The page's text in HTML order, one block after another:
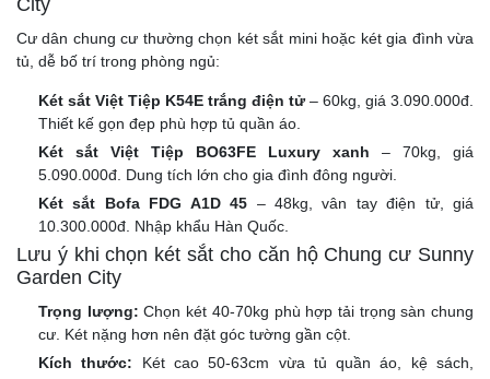
City
Cư dân chung cư thường chọn két sắt mini hoặc két gia đình vừa
tủ, dễ bố trí trong phòng ngủ:
Két sắt Việt Tiệp K54E trắng điện tử– 60kg, giá 3.090.000đ.
Thiết kế gọn đẹp phù hợp tủ quần áo.
Két sắt Việt Tiệp BO63FE Luxury xanh – 70kg, giá
5.090.000đ. Dung tích lớn cho gia đình đông người.
Két sắt Bofa FDG A1D 45 – 48kg, vân tay điện tử, giá
10.300.000đ. Nhập khẩu Hàn Quốc.
Lưu ý khi chọn két sắt cho căn hộ Chung cư Sunny
Garden City
Trọng lượng: Chọn két 40-70kg phù hợp tải trọng sàn chung
cư. Két nặng hơn nên đặt góc tường gần cột.
Kích thước: Két cao 50-63cm vừa tủ quần áo, kệ sách,